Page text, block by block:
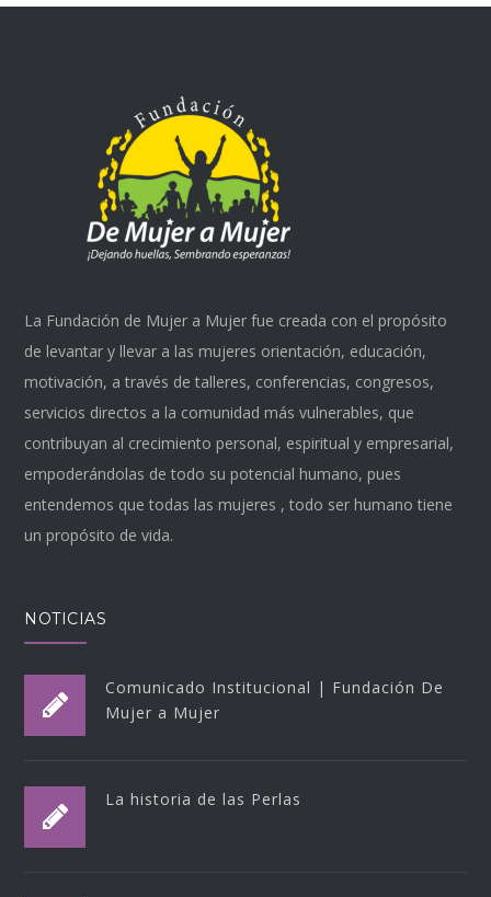
La Fundación de Mujer a Mujer fue creada con el propósito
de levantar y llevar a las mujeres orientación, educación,
motivación, a través de talleres, conferencias, congresos,
servicios directos a la comunidad más vulnerables, que
contribuyan al crecimiento personal, espiritual y empresarial,
empoderándolas de todo su potencial humano, pues
entendemos que todas las mujeres , todo ser humano tiene
un propósito de vida.
NOTICIAS
Comunicado Institucional | Fundación De
Mujer a Mujer
La historia de las Perlas